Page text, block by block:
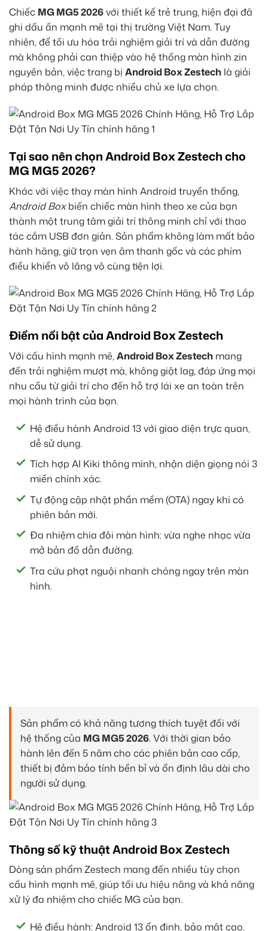
Chiếc MG MG5 2026với thiết kế trẻ trung, hiện đại đã
ghi dấu ấn mạnh mẽ tại thị trường Việt Nam. Tuy
nhiên, để tối ưu hóa trải nghiệm giải trí và dẫn đường
mà không phải can thiệp vào hệ thống màn hình zin
nguyên bản, việc trang bị Android Box Zestech là giải
pháp thông minh được nhiều chủ xe lựa chọn.
Tại sao nên chọn Android Box Zestech cho
MG MG5 2026?
Khác với việc thay màn hình Android truyền thống,
Android Boxbiến chiếc màn hình theo xe của bạn
thành một trung tâm giải trí thông minh chỉ với thao
tác cắm USB đơn giản. Sản phẩm không làm mất bảo
hành hãng, giữ trọn vẹn âm thanh gốc và các phím
điều khiển vô lăng vô cùng tiện lợi.
Điểm nổi bật của Android Box Zestech
Với cấu hình mạnh mẽ,Android Box Zestech mang
đến trải nghiệm mượt mà, không giật lag, đáp ứng mọi
nhu cầu từ giải trí cho đến hỗ trợ lái xe an toàn trên
mọi hành trình của bạn.
Hệ điều hành Android 13 với giao diện trực quan,
dễ sử dụng.
Tích hợp AI Kiki thông minh, nhận diện giọng nói 3
miền chính xác.
Tự động cập nhật phần mềm (OTA) ngay khi có
phiên bản mới.
Đa nhiệm chia đôi màn hình: vừa nghe nhạc vừa
mở bản đồ dẫn đường.
Tra cứu phạt nguội nhanh chóng ngay trên màn
hình.
Sản phẩm có khả năng tương thích tuyệt đối với
hệ thống của MG MG5 2026. Với thời gian bảo
hành lên đến 5 năm cho các phiên bản cao cấp,
thiết bị đảm bảo tính bền bỉ và ổn định lâu dài cho
người sử dụng.
Thông số kỹ thuật Android Box Zestech
Dòng sản phẩm Zestech mang đến nhiều tùy chọn
cấu hình mạnh mẽ, giúp tối ưu hiệu năng và khả năng
xử lý đa nhiệm cho chiếc MG của bạn.
Hệ điều hành: Android 13 ổn định, bảo mật cao.